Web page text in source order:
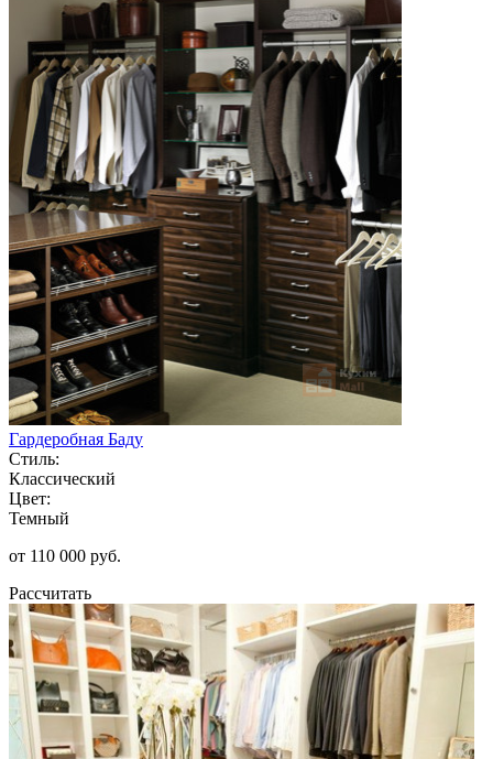
Гардеробная Баду
Стиль:
Классический
Цвет:
Темный
от 110 000 руб.
Рассчитать